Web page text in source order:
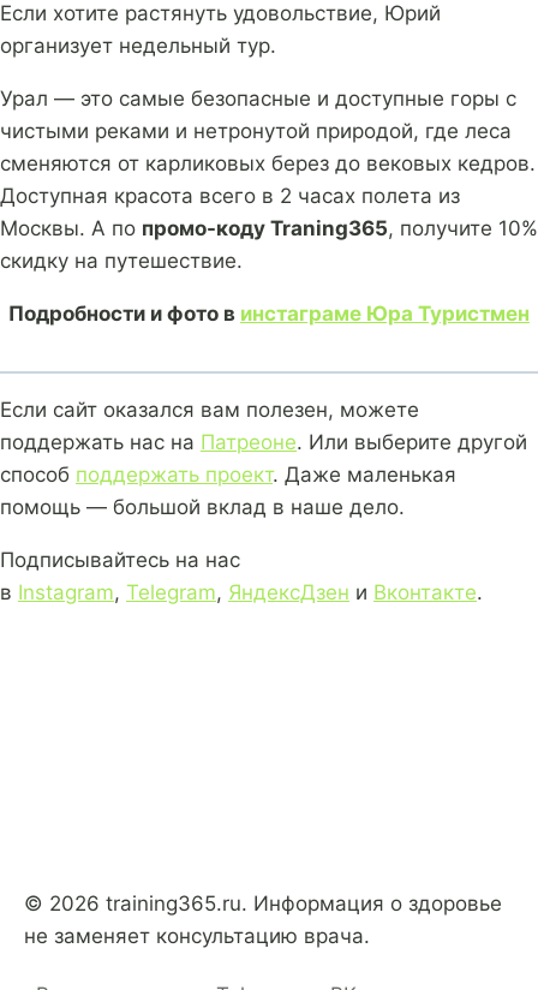
Если хотите растянуть удовольствие, Юрий
организует недельный тур.
Урал — это самые безопасные и доступные горы с
чистыми реками и нетронутой природой, где леса
сменяются от карликовых берез до вековых кедров.
Доступная красота всего в 2 часах полета из
Москвы. А по промо-коду Traning365, получите 10%
скидку на путешествие.
Подробности и фото в инстаграме Юра Туристмен
Если сайт оказался вам полезен, можете
поддержать нас на Патреоне. Или выберите другой
способ поддержать проект. Даже маленькая
помощь — большой вклад в наше дело.
Подписывайтесь на нас
в Instagram, Telegram, ЯндексДзен и Вконтакте.
© 2026 training365.ru. Информация о здоровье
не заменяет консультацию врача.